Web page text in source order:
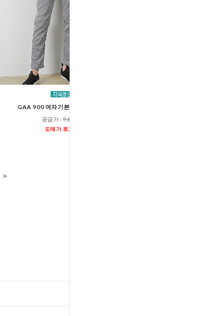
GAA 900 여자기본트레이닝바지
공급가 : 9,600원
도매가 로그인